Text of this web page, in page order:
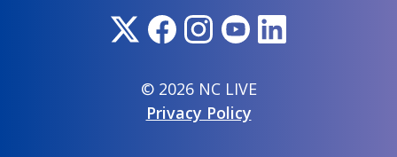
© 2026 NC LIVE
Privacy Policy